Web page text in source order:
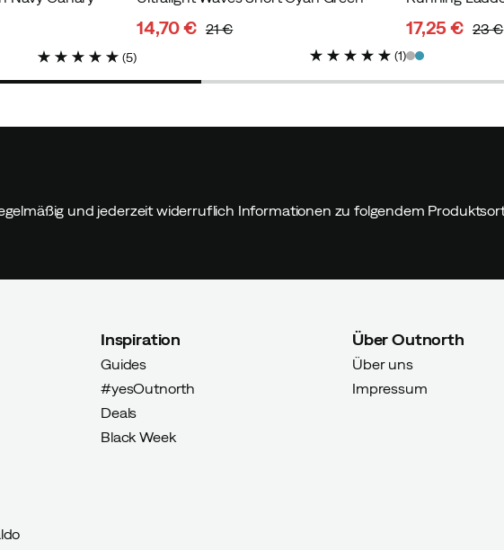
(5)price
14,70 €
price
21 €
(1)discounted
price
17,25 €
original
price
23 €
und jederzeit widerruflich Informationen zu folgendem
Inspiration
Guides
#yesOutnorth
Deals
Black Week
Über Outnorth
Über uns
Impressum